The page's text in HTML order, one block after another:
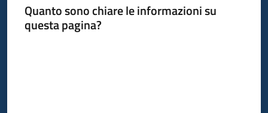
Quanto sono chiare le informazioni su
questa pagina?